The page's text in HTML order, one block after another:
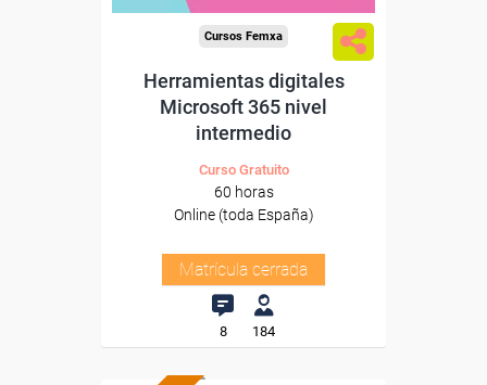
Cursos Femxa
Herramientas digitales
Microsoft 365 nivel
intermedio
Curso Gratuito
60 horas
Online (toda España)
Matrícula cerrada
8 184